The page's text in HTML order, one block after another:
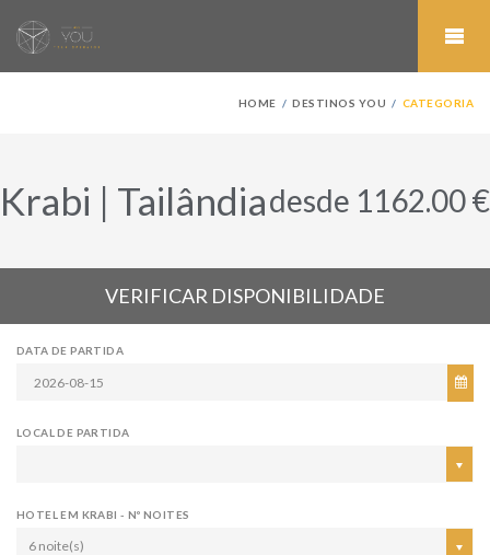
HOME DESTINOS YOU CATEGORIA
Krabi | Tailândiadesde 1162.00 €
VERIFICAR DISPONIBILIDADE
DATA DE PARTIDA
LOCAL DE PARTIDA
HOTEL EM KRABI - Nº NOITES
6 noite(s)